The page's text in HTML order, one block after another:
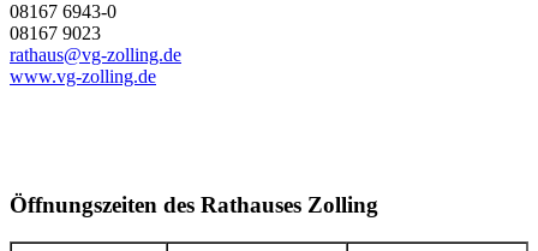
08167 6943-0
08167 9023
rathaus@vg-zolling.de
www.vg-zolling.de
Öffnungszeiten des Rathauses Zolling